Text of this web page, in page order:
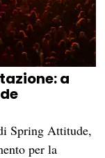
a
Spring Attitude,
per la